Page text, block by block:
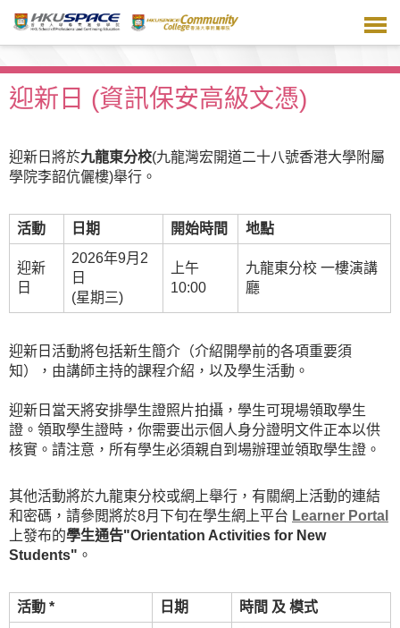
主
容迎新日 (資訊保安高級文憑)
迎新日將於九龍東分校(九龍灣宏開道二十八號香港大學附屬
學院李韶伉儷樓)舉行。
活動 日期 開始時間 地點
迎新
日
2026年9月2
日
(星期三)
上午
10:00
九龍東分校 一樓演講
廳
迎新日活動將包括新生簡介（介紹開學前的各項重要須
知），由講師主持的課程介紹，以及學生活動。
迎新日當天將安排學生證照片拍攝，學生可現場領取學生
證。領取學生證時，你需要出示個人身分證明文件正本以供
核實。請注意，所有學生必須親自到場辦理並領取學生證。
其他活動將於九龍東分校或網上舉行，有關網上活動的連結
和密碼，請參閲將於8月下旬在學生網上平台 Learner Portal
上發布的學生通告"Orientation Activities for New
Students" 。
活動 * 日期 時間 及 模式